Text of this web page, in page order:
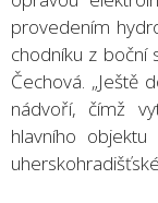
provedením
chodníku z boční
Čechová. „Ještě
nádvoří, čímž
hlavního